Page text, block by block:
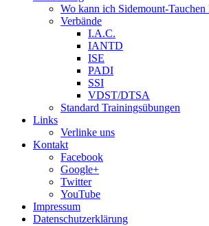
Wo kann ich Sidemount-Tauchen
Verbände
I.A.C.
IANTD
ISE
PADI
SSI
VDST/DTSA
Standard Trainingsübungen
Links
Verlinke uns
Kontakt
Facebook
Google+
Twitter
YouTube
Impressum
Datenschutzerklärung